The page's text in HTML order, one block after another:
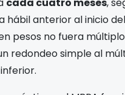
hábil anterior al inicio
pesos no fuera
redondeo simple al